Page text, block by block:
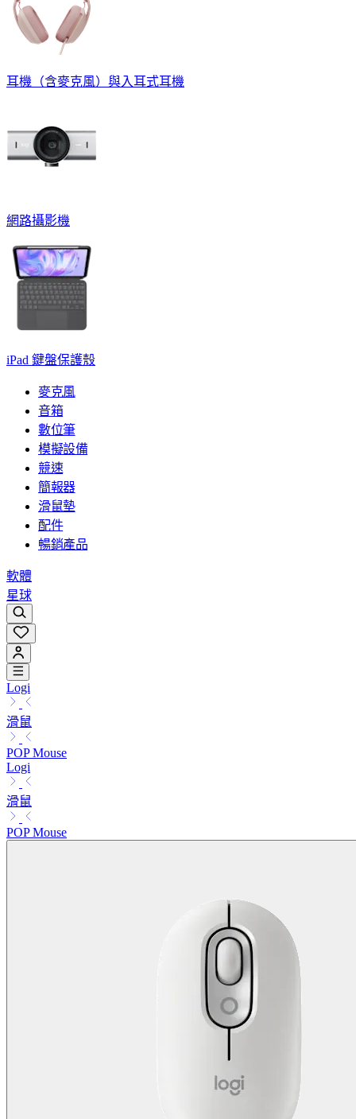
耳機（含麥克風）與入耳式耳機
網路攝影機
iPad 鍵盤保護殼
麥克風
音箱
數位筆
模擬設備
競速
簡報器
滑鼠墊
配件
暢銷產品
軟體
星球
Logi
滑鼠
POP Mouse
Logi
滑鼠
POP Mouse